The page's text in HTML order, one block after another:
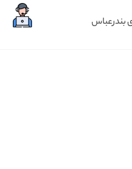
بندرعباس